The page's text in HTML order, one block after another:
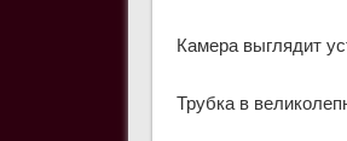
Камера выглядит
Трубка в